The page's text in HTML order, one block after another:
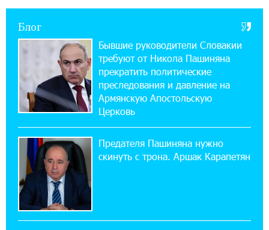
«Бесплатные бонусы в играх»: IDBank
предупреждает о кибератаках на школьников
11:21:15 31-07-2026
ЕАЭС со временем будет расширяться. Когда-
нибудь это поймёт и рядовой армянин, но
11:03:52 31-07-2026
Если Израиль использует тему Геноцида
армян против Эрдогана, то что для него
значит сам Геноцид?
17:16:14 30-07-2026
Блог
Бывшие руководители Словакии
требуют от Никола Пашиняна
прекратить политические
преследования и давление на
Армянскую Апостольскую
Церковь
Предателя Пашиняна нужно
скинуть с трона. Аршак Карапетян